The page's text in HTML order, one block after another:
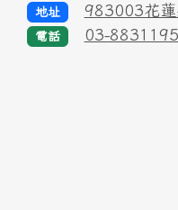
地址 983003花蓮
電話 03-8831195